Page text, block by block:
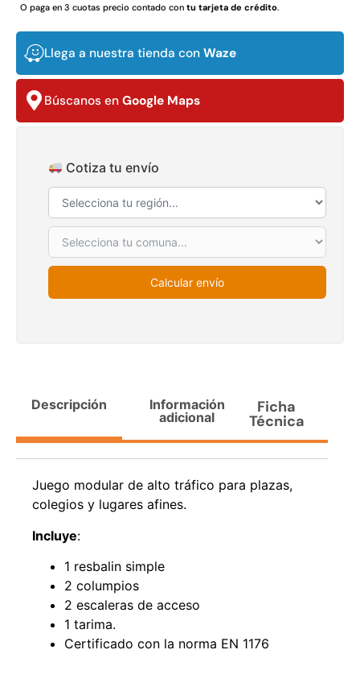
O paga en 3 cuotas precio contado con tu tarjeta de crédito.
Llega a nuestra tienda con Waze
Búscanos en Google Maps
Cotiza tu envío
Calcular envío
Descripción
Información
adicional
Ficha
Técnica
Juego modular de alto tráfico para plazas,
colegios y lugares afines.
Incluye:
1 resbalin simple
2 columpios
2 escaleras de acceso
1 tarima.
Certificado con la norma EN 1176
$ 4.507.990
Leer más
$4.415.700
Pasto sintético ornamental
30%
Transpaleta eléctrica carga
de 2tn
$2.842.858
$1.470.788